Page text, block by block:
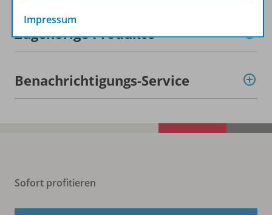
Zugehörige Produkte
Benachrichtigungs-Service
Sofort profitieren
Impressum